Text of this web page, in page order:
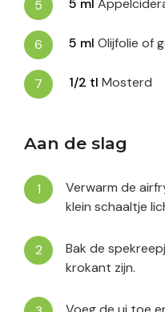
5 ml
5 ml Olijfolie of
1/2 tl Mosterd
Aan de slag
Verwarm de
klein schaaltje
Bak de
krokant zijn.